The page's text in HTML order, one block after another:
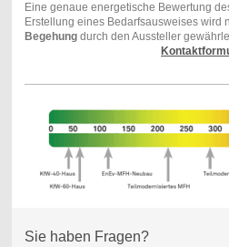
Eine genaue energetische Bewertung
Erstellung eines Bedarfsausweises wird
Begehungdurch den Aussteller
Sie haben Fragen?